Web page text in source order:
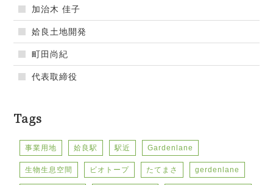
加治木 佳子
姶良土地開発
町田尚紀
代表取締役
Tags
事業用地 姶良駅 駅近 Gardenlane
生物生息空間 ビオトープ たてまさ gerdenlane